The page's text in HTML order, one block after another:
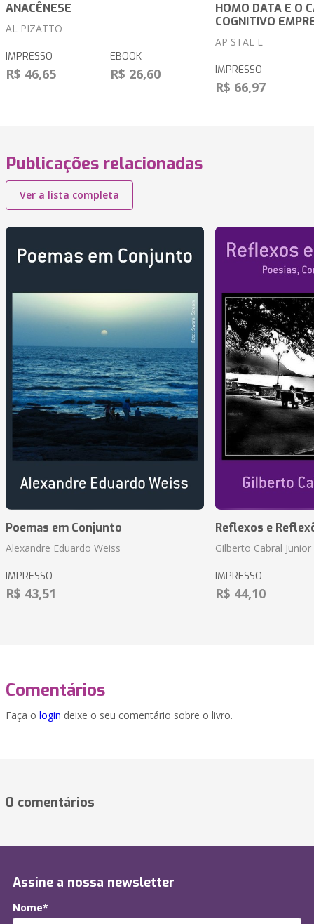
ANACÊNESE
AL PIZATTO
IMPRESSO
R$ 46,65
EBOOK
R$ 26,60
HOMO DATA E O
COGNITIVO
AP STAL L
IMPRESSO
R$ 66,97
Publicações relacionadas
Ver a lista completa
Poemas em Conjunto
Alexandre Eduardo Weiss
IMPRESSO
R$ 43,51
Reflexos e
Gilberto Cabral Junior
IMPRESSO
R$ 44,10
Comentários
Faça o login deixe o seu comentário sobre o livro.
0 comentários
Assine a nossa newsletter
Nome*